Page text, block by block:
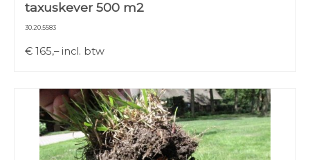
taxuskever 500 m2
30.20.5583
€ 165,–incl. btw